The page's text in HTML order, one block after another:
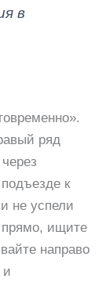
в
ряд
к
не успели
прямо, ищите
направо
и